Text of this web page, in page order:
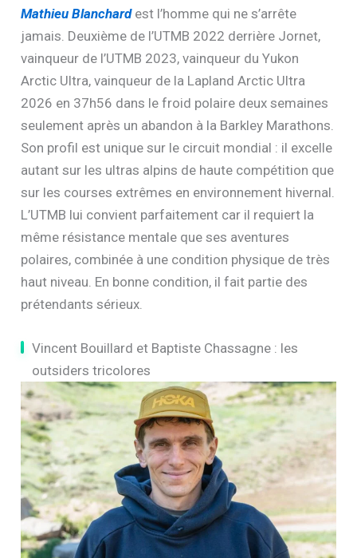
Mathieu Blanchard est l’homme qui ne s’arrête
jamais. Deuxième de l’UTMB 2022 derrière Jornet,
vainqueur de l’UTMB 2023, vainqueur du Yukon
Arctic Ultra, vainqueur de la Lapland Arctic Ultra
2026 en 37h56 dans le froid polaire deux semaines
seulement après un abandon à la Barkley Marathons.
Son profil est unique sur le circuit mondial : il excelle
autant sur les ultras alpins de haute compétition que
sur les courses extrêmes en environnement hivernal.
L’UTMB lui convient parfaitement car il requiert la
même résistance mentale que ses aventures
polaires, combinée à une condition physique de très
haut niveau. En bonne condition, il fait partie des
prétendants sérieux.
Vincent Bouillard et Baptiste Chassagne : les
outsiders tricolores